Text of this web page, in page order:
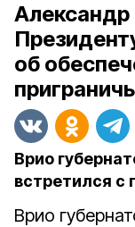
об
Врио
встретился с
Врио